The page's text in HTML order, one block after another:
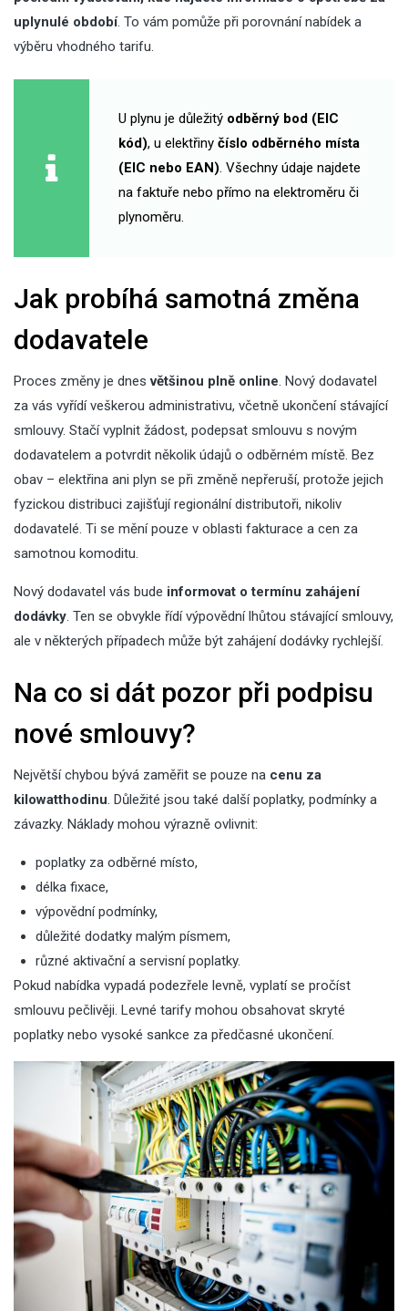
uplynulé období. To vám pomůže při porovnání nabídek a
výběru vhodného tarifu.
U plynu je důležitý odběrný bod (EIC
kód), u elektřiny číslo odběrného místa
(EIC nebo EAN). Všechny údaje najdete
na faktuře nebo přímo na elektroměru či
plynoměru.
Jak probíhá samotná změna
dodavatele
Proces změny je dnesvětšinou plně online. Nový dodavatel
za vás vyřídí veškerou administrativu, včetně ukončení stávající
smlouvy. Stačí vyplnit žádost, podepsat smlouvu s novým
dodavatelem a potvrdit několik údajů o odběrném místě. Bez
obav – elektřina ani plyn se při změně nepřeruší, protože jejich
fyzickou distribuci zajišťují regionální distributoři, nikoliv
dodavatelé. Ti se mění pouze v oblasti fakturace a cen za
samotnou komoditu.
Nový dodavatel vás bude informovat o termínu zahájení
dodávky. Ten se obvykle řídí výpovědní lhůtou stávající smlouvy,
ale v některých případech může být zahájení dodávky rychlejší.
Na co si dát pozor při podpisu
nové smlouvy?
Největší chybou bývá zaměřit se pouze na cenu za
kilowatthodinu. Důležité jsou také další poplatky, podmínky a
závazky. Náklady mohou výrazně ovlivnit:
poplatky za odběrné místo,
délka fixace,
výpovědní podmínky,
důležité dodatky malým písmem,
různé aktivační a servisní poplatky.
Pokud nabídka vypadá podezřele levně, vyplatí se pročíst
smlouvu pečlivěji. Levné tarify mohou obsahovat skryté
poplatky nebo vysoké sankce za předčasné ukončení.